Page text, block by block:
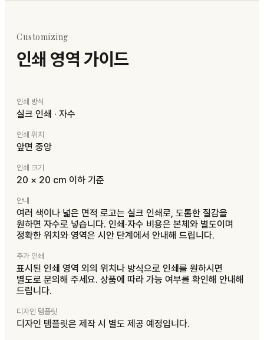
Customizing
인쇄 영역 가이드
인쇄 방식
실크 인쇄 · 자수
인쇄 위치
앞면 중앙
인쇄 크기
20 × 20 cm 이하 기준
안내
여러 색이나 넓은 면적 로고는 실크 인쇄로, 도톰한 질감을
원하면 자수로 넣습니다. 인쇄·자수 비용은 본체와 별도이며
정확한 위치와 영역은 시안 단계에서 안내해 드립니다.
추가 인쇄
표시된 인쇄 영역 외의 위치나 방식으로 인쇄를 원하시면
별도로 문의해 주세요. 상품에 따라 가능 여부를 확인해 안내해
드립니다.
디자인 템플릿
디자인 템플릿은 제작 시 별도 제공 예정입니다.